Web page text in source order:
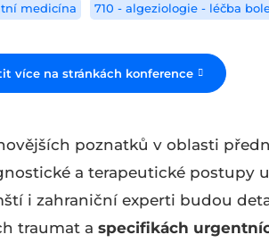
medicína 710 - algeziologie - léčba
více na stránkách konference
poznatků v oblasti
a terapeutické postupy
i zahraniční experti budou
traumat a specifikách